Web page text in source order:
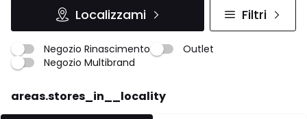
Localizzami Filtri
Negozio Rinascimento
Outlet
Negozio Multibrand
areas.stores_in__locality